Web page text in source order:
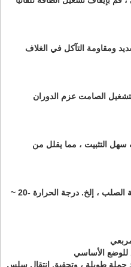
ومقاومة التآكل في الغلاف
الصامت عزم الدوران
سهل التثبيت ، مما يقلل من
المستخدمة في المصنع ، الألغام ، قفص الاتهام ، مستودع ، مطحنة الصلب ، إلخ. درجة الحرارة -20 ~
للوضع الأساسي
حملة طويلة ، وتحقيق انتقال سلس